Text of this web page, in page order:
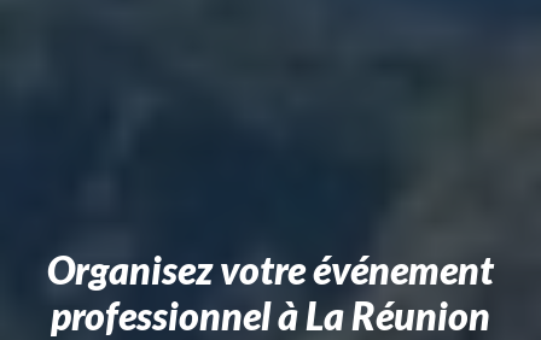
Organisez votre événement
professionnel à La Réunion